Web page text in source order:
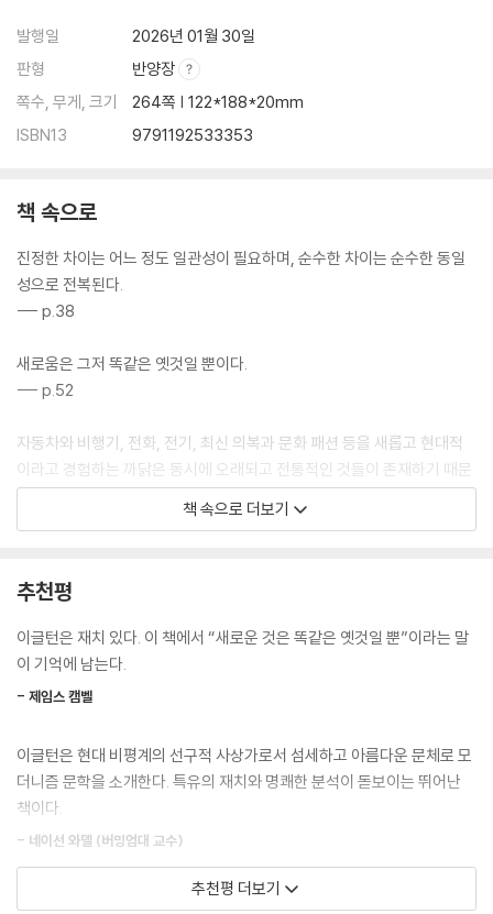
발행일
2026년 01월 30일
판형
반양장
쪽수, 무게, 크기
264쪽 | 122*188*20mm
ISBN13
9791192533353
책 속으로
진정한 차이는 어느 정도 일관성이 필요하며, 순수한 차이는 순수한 동일
성으로 전복된다.
--- p.38
새로움은 그저 똑같은 옛것일 뿐이다.
--- p.52
자동차와 비행기, 전화, 전기, 최신 의복과 문화 패션 등을 새롭고 현대적
이라고 경험하는 까닭은 동시에 오래되고 전통적인 것들이 존재하기 때문
이다. _프레드릭 제임슨
게 되며, 현실 자체의 담론으로 오인할 가능성은 줄어든다. 망명과 탈자연
화는 함께 간다.
--- p.78
새로운 것에 이름을 붙이는 순간 이미 그 몰락을 예견하는 셈이다. 자신을
삭제뿐 아니라 미래에 대한 망각을 수반한다.
--- p.81
예이츠, 싱, 오거스타 그레고리, 조지 무어, 에드워드 마틴 등 다수의 작가
들은 중간계급, 귀족, 또는 귀족이 되려 하는 개신교도들이었는데, 종종 부
분적으로 영국계 혈통도 있었다.
책 속으로 더보기
추천평
이글턴은 재치 있다. 이 책에서 “새로운 것은 똑같은 옛것일 뿐”이라는 말
이 기억에 남는다.
- 제임스 캠벨
이글턴은 현대 비평계의 선구적 사상가로서 섬세하고 아름다운 문체로 모
더니즘 문학을 소개한다. 특유의 재치와 명쾌한 분석이 돋보이는 뛰어난
책이다.
- 네이선 와델 (버밍엄대 교수)
이 책을 읽으면 마치 모더니즘에서 가장 매력적인 인물을 직접 만난 듯한
추천평 더보기